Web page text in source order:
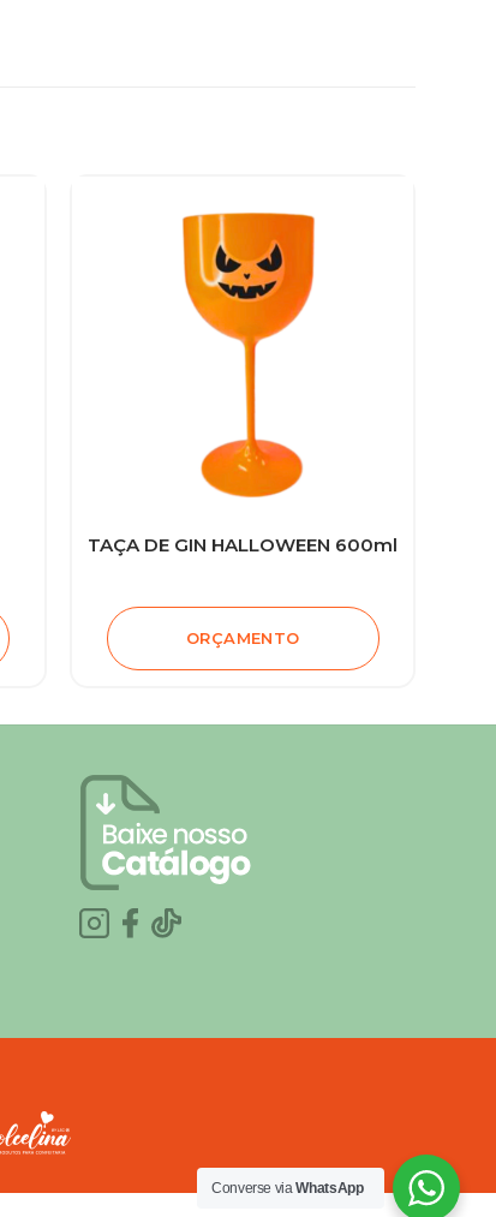
TAÇA DE GIN HALLOWEEN 600ml
ORÇAMENTO
Converse viaWhatsApp